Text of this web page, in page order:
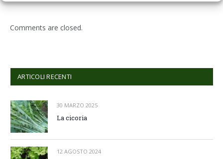
Comments are closed.
ARTICOLI RECENTI
30 MARZO 2025
La cicoria
12 AGOSTO 2024